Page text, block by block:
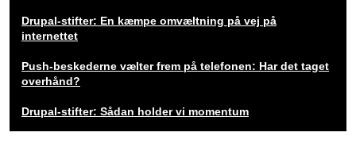
Drupal-stifter: En kæmpe omvæltning på vej på
internettet
Push-beskederne vælter frem på telefonen: Har det taget
overhånd?
Drupal-stifter: Sådan holder vi momentum